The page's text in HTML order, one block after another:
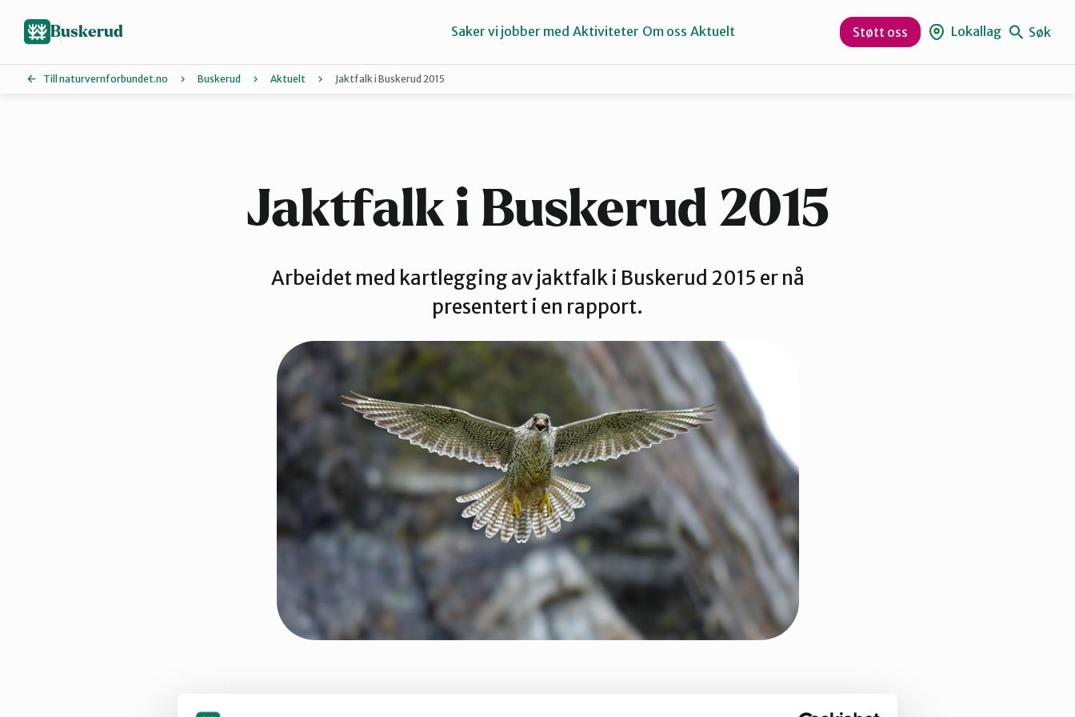
hovedinnhold
Lier Numedal
Buskerud Saker vi jobber med Aktiviteter Om oss Aktuelt Støtt oss Lokallag Søk
Till naturvernforbundet.no Buskerud Aktuelt Jaktfalk i Buskerud 2015
Jaktfalk i Buskerud 2015
Arbeidet med kartlegging av jaktfalk i Buskerud 2015 er nå
presentert i en rapport.